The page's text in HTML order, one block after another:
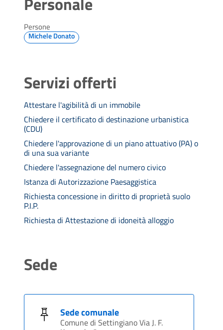
Persone
Michele Donato
Servizi offerti
Attestare l'agibilità di un immobile
Chiedere il certificato di destinazione urbanistica
(CDU)
Chiedere l'approvazione di un piano attuativo (PA) o
di una sua variante
Chiedere l'assegnazione del numero civico
Istanza di Autorizzazione Paesaggistica
Richiesta concessione in diritto di proprietà suolo
P.I.P.
Richiesta di Attestazione di idoneità alloggio
Sede
Sede comunale
Comune di Settingiano Via J. F.